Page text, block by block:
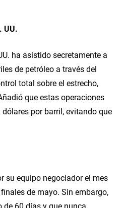
UU.
ha asistido secretamente a
de petróleo a través del
total sobre el estrecho,
que estas operaciones
por barril, evitando que
su equipo negociador el mes
de mayo. Sin embargo,
de 60 días y que nunca